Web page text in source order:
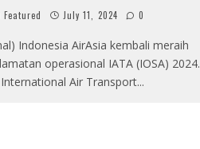
Featured July 11, 2024 0
Indonesia AirAsia kembali meraih
operasional IATA (IOSA) 2024.
Air Transport...